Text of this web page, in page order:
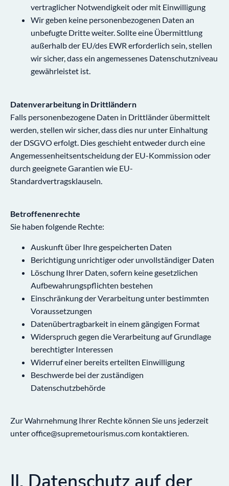
vertraglicher Notwendigkeit oder mit Einwilligung
Wir geben keine personenbezogenen Daten an
unbefugte Dritte weiter. Sollte eine Übermittlung
außerhalb der EU/des EWR erforderlich sein, stellen
wir sicher, dass ein angemessenes Datenschutzniveau
gewährleistet ist.
Datenverarbeitung in Drittländern
Falls personenbezogene Daten in Drittländer übermittelt
werden, stellen wir sicher, dass dies nur unter Einhaltung
der DSGVO erfolgt. Dies geschieht entweder durch eine
Angemessenheitsentscheidung der EU-Kommission oder
durch geeignete Garantien wie EU-
Standardvertragsklauseln.
Betroffenenrechte
Sie haben folgende Rechte:
Auskunft über Ihre gespeicherten Daten
Berichtigung unrichtiger oder unvollständiger Daten
Löschung Ihrer Daten, sofern keine gesetzlichen
Aufbewahrungspflichten bestehen
Einschränkung der Verarbeitung unter bestimmten
Voraussetzungen
Datenübertragbarkeit in einem gängigen Format
Widerspruch gegen die Verarbeitung auf Grundlage
berechtigter Interessen
Widerruf einer bereits erteilten Einwilligung
Beschwerde bei der zuständigen
Datenschutzbehörde
Zur Wahrnehmung Ihrer Rechte können Sie uns jederzeit
unter office@supremetourismus.com kontaktieren.